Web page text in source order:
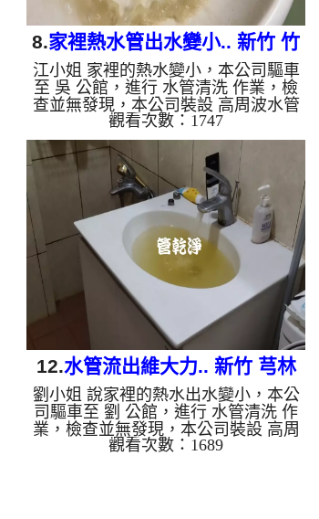
8.家裡熱水管出水變小.. 新竹 竹
東 敦睦街 清洗水管
江小姐 家裡的熱水變小，本公司驅車
至 吳 公館，進行 水管清洗 作業，檢
查並無發現，本公司裝設 高周波水管
清洗機，注入 檸檬酸 至水管，等了約
15分，開啟 水管清洗機 ，啟動 螺旋
波 模式，一洗水管就流出髒水，髒水
源源不絕，兩個多小時後，熱水出水量
恢復了。 如是自來水，如水管老化，
會產生鐵鏽跟泥沙堆積，洗出來的水就
會是咖啡色，地下水含有氧化錳，管壁
上會結成黑色管垢，洗出來的水會跟石
油一樣黑，有些洗出綠色的水，是因為
裡面有銅的物質，生鏽產生銅綠，如是
藍色的水，是因為水龍頭合金的養化造
成，有些...
觀看次數：1747
12.水管流出維大力.. 新竹 芎林
竹林路 洗水管
劉小姐 說家裡的熱水出水變小，本公
司驅車至 劉 公館，進行 水管清洗 作
業，檢查並無發現，本公司裝設 高周
波水管清洗機，注入 檸檬酸 至水管，
觀看次數：1689